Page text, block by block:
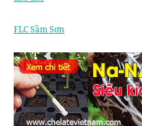
FLC Sầm Sơn